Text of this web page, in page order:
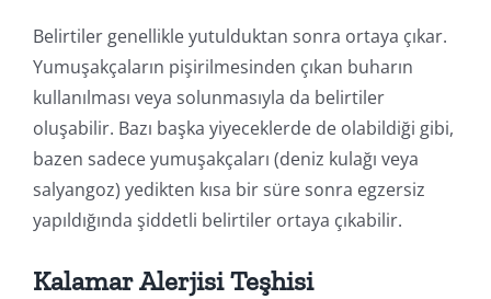
Belirtiler genellikle yutulduktan sonra ortaya çıkar.
Yumuşakçaların pişirilmesinden çıkan buharın
kullanılması veya solunmasıyla da belirtiler
oluşabilir. Bazı başka yiyeceklerde de olabildiği gibi,
bazen sadece yumuşakçaları (deniz kulağı veya
salyangoz) yedikten kısa bir süre sonra egzersiz
yapıldığında şiddetli belirtiler ortaya çıkabilir.
Kalamar Alerjisi Teşhisi